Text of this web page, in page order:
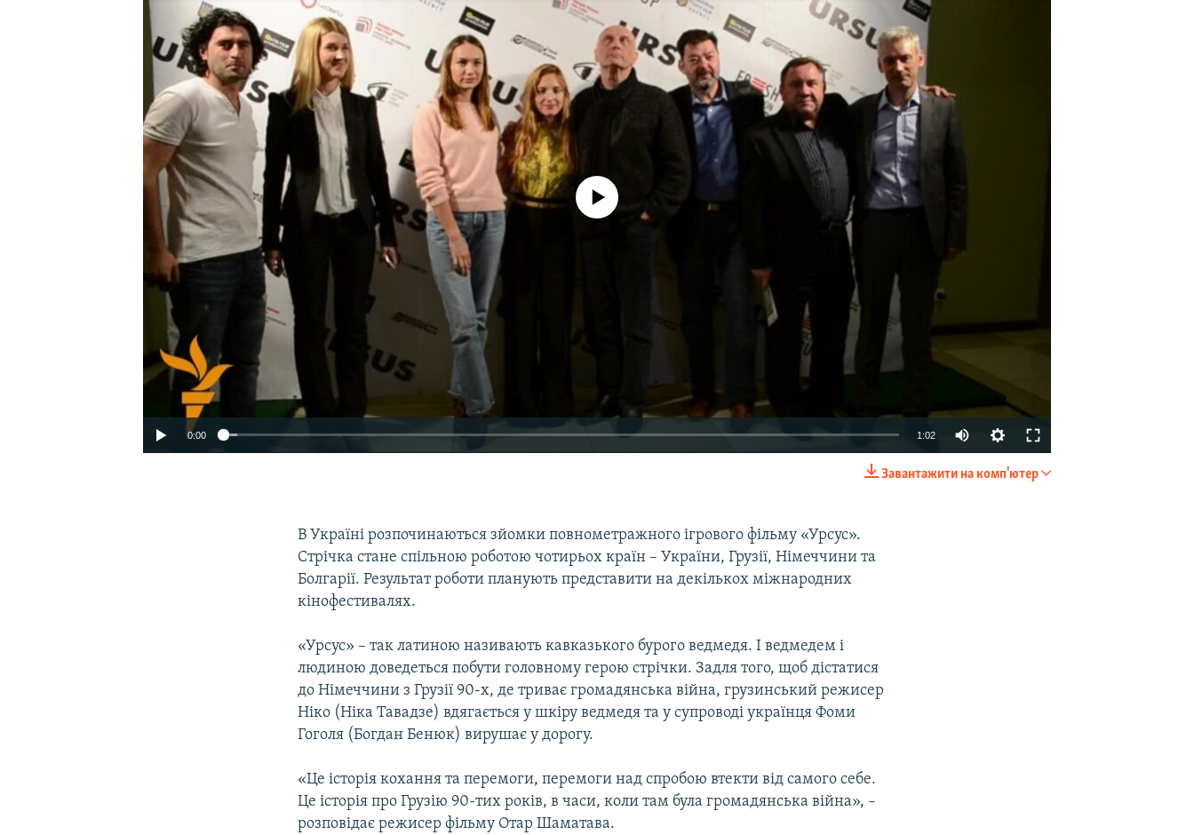
УКРАЇНСЬКА ПРОБЛЕМА КРИМУ
No media source currently available
0:00 1:02
Завантажити на комп'ютер
В Україні розпочинаються зйомки повнометражного ігрового фільму «Урсус».
Стрічка стане спільною роботою чотирьох країн – України, Грузії, Німеччини та
Болгарії. Результат роботи планують представити на декількох міжнародних
кінофестивалях.
«Урсус» – так латиною називають кавказького бурого ведмедя. І ведмедем і
людиною доведеться побути головному герою стрічки. Задля того, щоб дістатися
до Німеччини з Грузії 90-х, де триває громадянська війна, грузинський режисер
Ніко (Ніка Тавадзе) вдягається у шкіру ведмедя та у супроводі українця Фоми
Гоголя (Богдан Бенюк) вирушає у дорогу.
«Це історія кохання та перемоги, перемоги над спробою втекти від самого себе.
Це історія про Грузію 90-тих років, в часи, коли там була громадянська війна», –
розповідає режисер фільму Отар Шаматава.